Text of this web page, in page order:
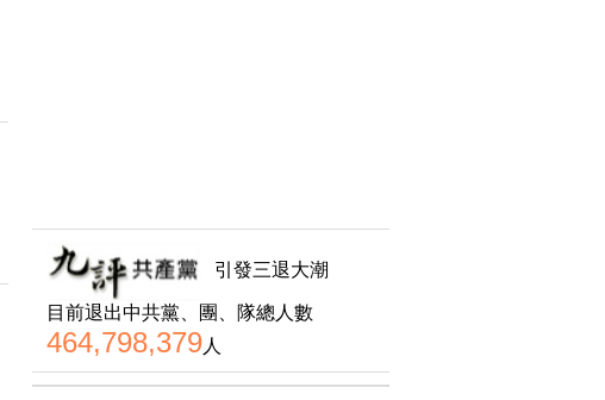
引發三退大潮
目前退出中共黨、團、隊總人數
464,798,379人